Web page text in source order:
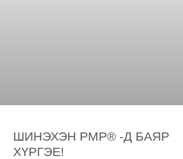
ШИНЭХЭН PMP® -Д БАЯР
ХҮРГЭЕ!